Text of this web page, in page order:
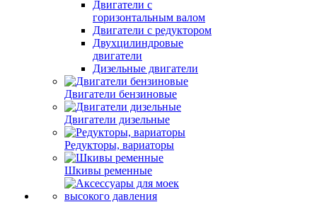
Двигатели с
горизонтальным валом
Двигатели с редуктором
Двухцилиндровые
двигатели
Дизельные двигатели
Двигатели бензиновые
Двигатели дизельные
Редукторы, вариаторы
Шкивы ременные